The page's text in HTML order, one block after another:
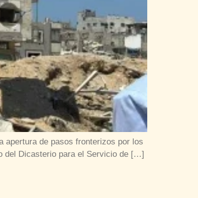
apertura de pasos fronterizos por los
del Dicasterio para el Servicio de […]